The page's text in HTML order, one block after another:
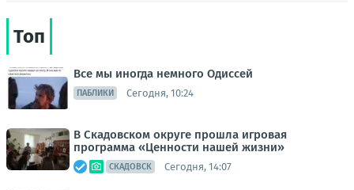
Топ
Все мы иногда немного Одиссей
ПАБЛИКИ Сегодня, 10:24
В Скадовском округе прошла игровая
программа «Ценности нашей жизни»
СКАДОВСК Сегодня, 14:07